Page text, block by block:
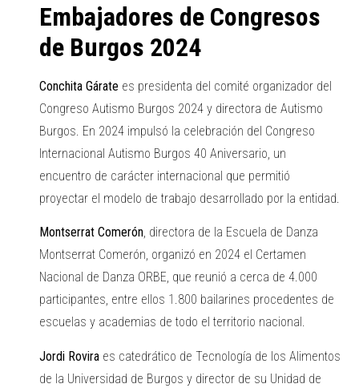
Embajadores de Congresos
de Burgos 2024
Conchita Gárate es presidenta del comité organizador del
Congreso Autismo Burgos 2024 y directora de Autismo
Burgos. En 2024 impulsó la celebración del Congreso
Internacional Autismo Burgos 40 Aniversario, un
encuentro de carácter internacional que permitió
proyectar el modelo de trabajo desarrollado por la entidad.
Montserrat Comerón, directora de la Escuela de Danza
Montserrat Comerón, organizó en 2024 el Certamen
Nacional de Danza ORBE, que reunió a cerca de 4.000
participantes, entre ellos 1.800 bailarines procedentes de
escuelas y academias de todo el territorio nacional.
Jordi Rovira es catedrático de Tecnología de los Alimentos
de la Universidad de Burgos y director de su Unidad de